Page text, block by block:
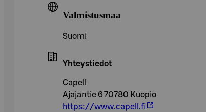
Valmistusmaa
Suomi
Yhteystiedot
Capell
Ajajantie 6 70780 Kuopio
https://www.capell.fi